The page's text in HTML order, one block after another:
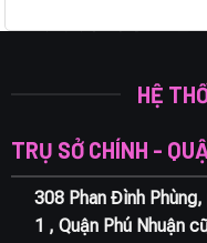
HỆ
TRỤ SỞ CHÍNH -
308 Phan Đình
1 , Quận Phú Nhuận